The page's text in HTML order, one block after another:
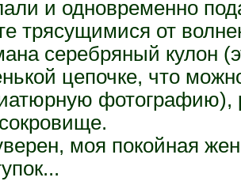
и одновременно
трясущимися от
серебряный кулон
цепочке, что
фотографию),
моя покойная